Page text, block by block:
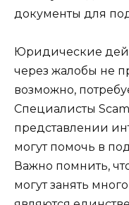
документы для
Юридические
через жалобы не
возможно,
Специалисты
представлении
могут помочь в
Важно помнить,
могут занять